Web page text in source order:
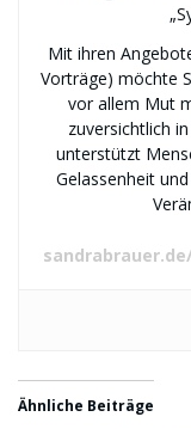
Mit ihren
Vorträge) möchte
vor allem Mut
zuversichtlich
unterstützt
Gelassenheit
Ähnliche Beiträge